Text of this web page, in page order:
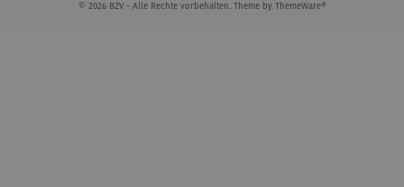
© 2026 BZV - Alle Rechte vorbehalten. Theme by ThemeWare®